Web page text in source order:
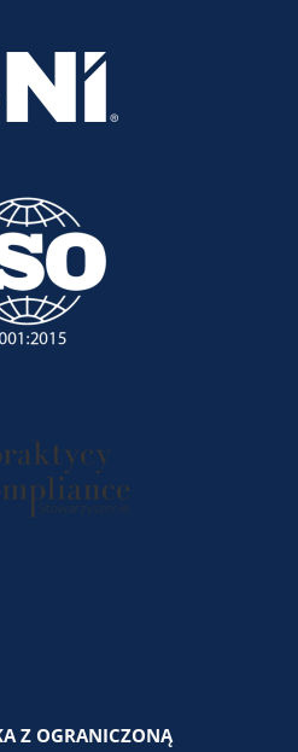
Z OGRANICZONĄ